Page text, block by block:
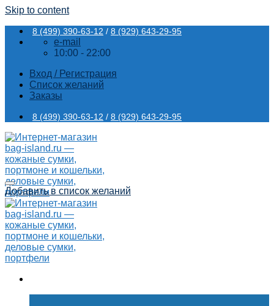
Skip to content
8 (499) 390-63-12 / 8 (929) 643-29-95
e-mail
10:00 - 22:00
Вход / Регистрация
Список желаний
Заказы
8 (499) 390-63-12 / 8 (929) 643-29-95
Добавить в список желаний